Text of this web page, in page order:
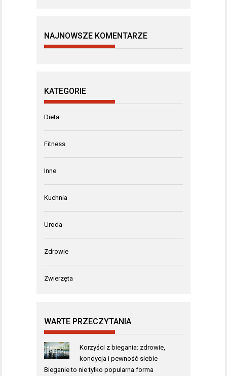
NAJNOWSZE KOMENTARZE
KATEGORIE
Dieta
Fitness
Inne
Kuchnia
Uroda
Zdrowie
Zwierzęta
WARTE PRZECZYTANIA
Korzyści z biegania: zdrowie,
kondycja i pewność siebie
Bieganie to nie tylko popularna forma